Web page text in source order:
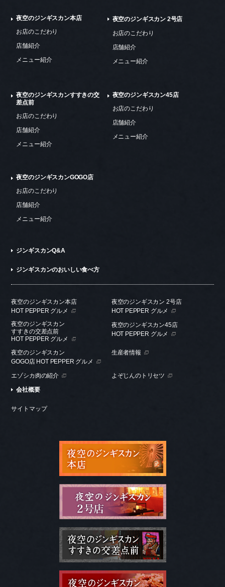
夜空のジンギスカン本店
お店のこだわり
店舗紹介
メニュー紹介
夜空のジンギスカン 2号店
お店のこだわり
店舗紹介
メニュー紹介
夜空のジンギスカンすすきの交
差点前
お店のこだわり
店舗紹介
メニュー紹介
夜空のジンギスカン45店
お店のこだわり
店舗紹介
メニュー紹介
夜空のジンギスカンGOGO店
お店のこだわり
店舗紹介
メニュー紹介
ジンギスカンQ&A
ジンギスカンのおいしい食べ方
夜空のジンギスカン本店
HOT PEPPER グルメ
夜空のジンギスカン 2号店
HOT PEPPER グルメ
夜空のジンギスカン
すすきの交差点前
HOT PEPPER グルメ
夜空のジンギスカン45店
HOT PEPPER グルメ
夜空のジンギスカン
GOGO店 HOT PEPPER グルメ
生産者情報
エゾシカ肉の紹介
よぞじんのトリセツ
会社概要
サイトマップ